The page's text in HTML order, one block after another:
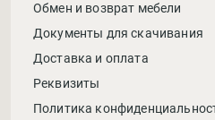
Обмен и возврат мебели
Документы для скачивания
Доставка и оплата
Реквизиты
Политика